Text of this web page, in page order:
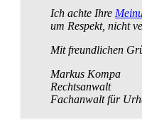
Ich achte Ihre
um Respekt, nicht
Mit freundlichen
Markus Kompa
Rechtsanwalt
Fachanwalt für